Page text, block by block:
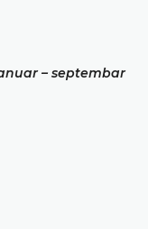
– septembar